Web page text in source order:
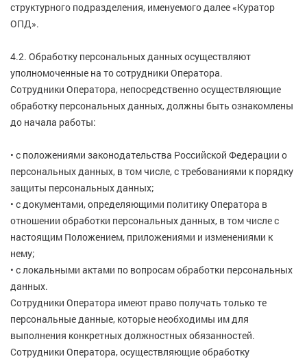
структурного подразделения, именуемого далее «Куратор
ОПД».
4.2. Обработку персональных данных осуществляют
уполномоченные на то сотрудники Оператора.
Сотрудники Оператора, непосредственно осуществляющие
обработку персональных данных, должны быть ознакомлены
до начала работы:
• с положениями законодательства Российской Федерации о
персональных данных, в том числе, с требованиями к порядку
защиты персональных данных;
• с документами, определяющими политику Оператора в
отношении обработки персональных данных, в том числе с
настоящим Положением, приложениями и изменениями к
нему;
• с локальными актами по вопросам обработки персональных
данных.
Сотрудники Оператора имеют право получать только те
персональные данные, которые необходимы им для
выполнения конкретных должностных обязанностей.
Сотрудники Оператора, осуществляющие обработку